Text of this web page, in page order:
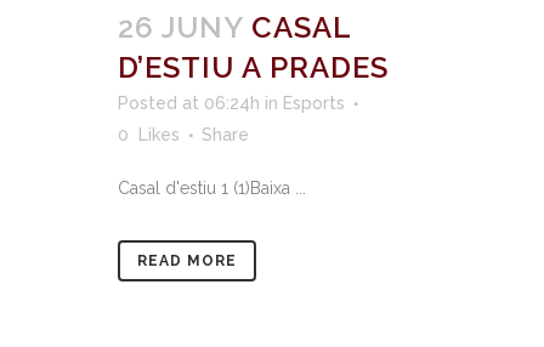
26 JUNY CASAL
D’ESTIU A PRADES
Posted at 06:24h in Esports
0
Likes Share
Casal d'estiu 1 (1)Baixa ...
READ MORE